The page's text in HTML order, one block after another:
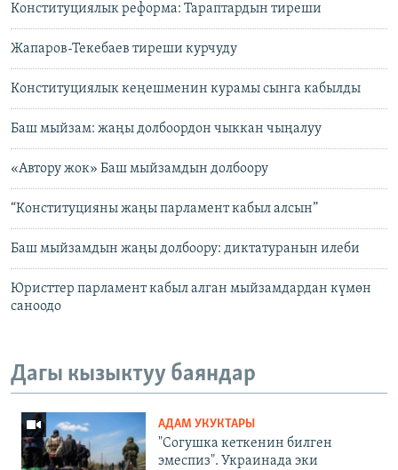
Конституциялык реформа: Тараптардын тиреши
Жапаров-Текебаев тиреши курчуду
Конституциялык кеңешменин курамы сынга кабылды
Баш мыйзам: жаңы долбоордон чыккан чыңалуу
«Автору жок» Баш мыйзамдын долбоору
“Конституцияны жаңы парламент кабыл алсын”
Баш мыйзамдын жаңы долбоору: диктатуранын илеби
Юристтер парламент кабыл алган мыйзамдардан күмөн
саноодо
Дагы кызыктуу баяндар
АДАМ УКУКТАРЫ
"Согушка кеткенин билген
эмеспиз". Украинада эки